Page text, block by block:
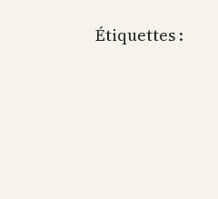
Étiquettes :